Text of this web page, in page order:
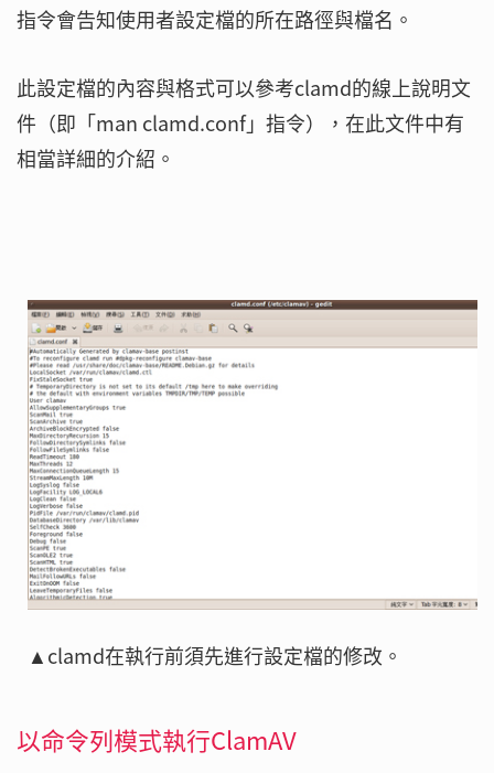
指令會告知使用者設定檔的所在路徑與檔名。
此設定檔的內容與格式可以參考clamd的線上說明文
件（即「man clamd.conf」指令），在此文件中有
相當詳細的介紹。
▲clamd在執行前須先進行設定檔的修改。
以命令列模式執行ClamAV